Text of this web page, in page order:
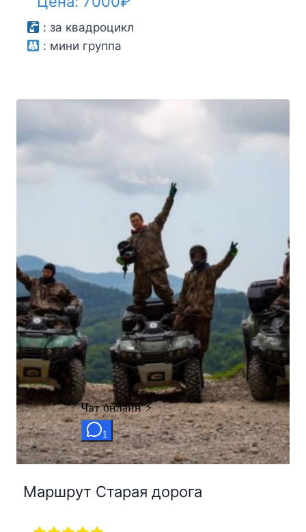
: за квадроцикл
: мини группа
Маршрут Старая дорога